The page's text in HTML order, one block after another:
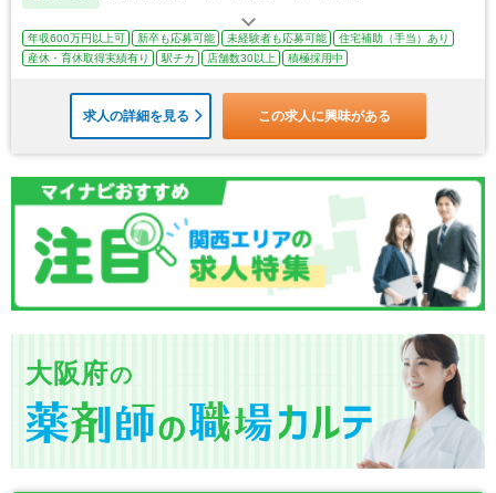
年収600万円以上可 新卒も応募可能 未経験者も応募可能
住宅補助（手当）あり
産休・育休取得実績有り
駅チカ 店舗数30以上 積極採用中
求人の詳細を見る この求人に興味がある
大阪府の